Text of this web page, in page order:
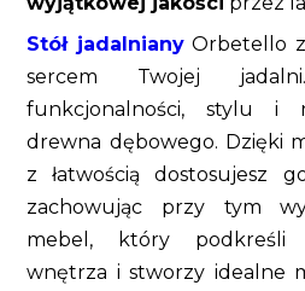
Stół jadalnianyOrbetello z
sercem Twojej
funkcjonalności, stylu i
drewna dębowego. Dzięki
z łatwością dostosujesz
zachowując przy tym
mebel, który podkreśli
wnętrza i stworzy idealne